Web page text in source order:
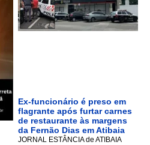
Ex-funcionário é preso em
flagrante após furtar carnes
de restaurante às margens
da Fernão Dias em Atibaia
JORNAL ESTÂNCIA de ATIBAIA